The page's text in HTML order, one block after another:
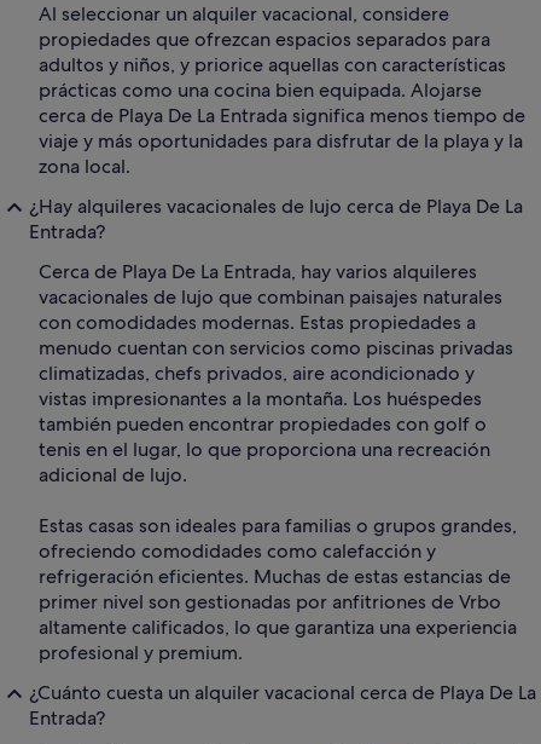
Al seleccionar un alquiler vacacional, considere
propiedades que ofrezcan espacios separados para
adultos y niños, y priorice aquellas con características
prácticas como una cocina bien equipada. Alojarse
cerca de Playa De La Entrada significa menos tiempo de
viaje y más oportunidades para disfrutar de la playa y la
zona local.
¿Hay alquileres vacacionales de lujo cerca de Playa De La
Entrada?
Cerca de Playa De La Entrada, hay varios alquileres
vacacionales de lujo que combinan paisajes naturales
con comodidades modernas. Estas propiedades a
menudo cuentan con servicios como piscinas privadas
climatizadas, chefs privados, aire acondicionado y
vistas impresionantes a la montaña. Los huéspedes
también pueden encontrar propiedades con golf o
tenis en el lugar, lo que proporciona una recreación
adicional de lujo.
Estas casas son ideales para familias o grupos grandes,
ofreciendo comodidades como calefacción y
refrigeración eficientes. Muchas de estas estancias de
primer nivel son gestionadas por anfitriones de Vrbo
altamente calificados, lo que garantiza una experiencia
profesional y premium.
¿Cuánto cuesta un alquiler vacacional cerca de Playa De La
Entrada?